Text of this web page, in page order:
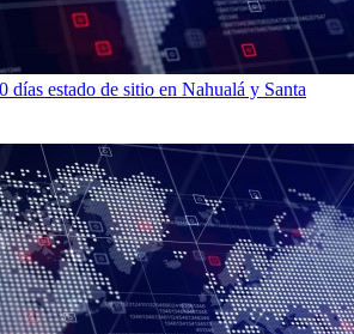
días estado de sitio en Nahualá y Santa